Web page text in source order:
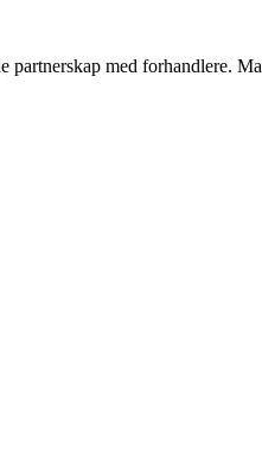
med forhandlere.